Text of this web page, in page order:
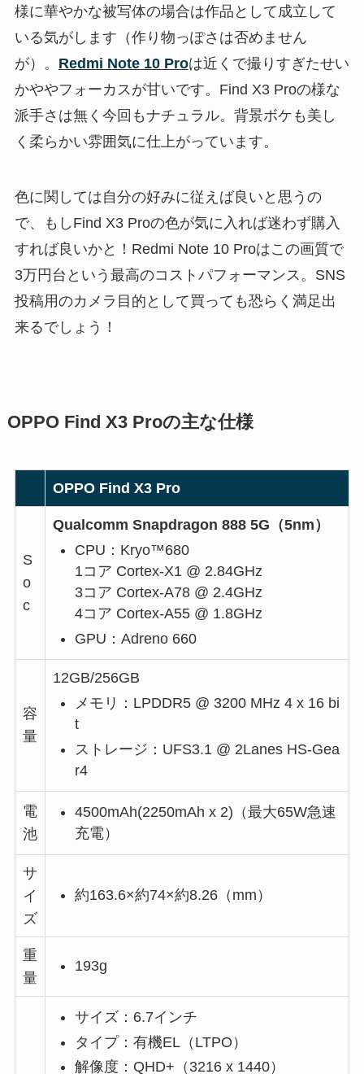
様に華やかな被写体の場合は作品として成立して
いる気がします（作り物っぽさは否めません
が）。 Redmi Note 10 Proは近くで撮りすぎたせい
かややフォーカスが甘いです。Find X3 Proの様な
派手さは無く今回もナチュラル。背景ボケも美し
く柔らかい雰囲気に仕上がっています。
色に関しては自分の好みに従えば良いと思うの
で、もしFind X3 Proの色が気に入れば迷わず購入
すれば良いかと！Redmi Note 10 Proはこの画質で
3万円台という最高のコストパフォーマンス。SNS
投稿用のカメラ目的として買っても恐らく満足出
来るでしょう！
OPPO Find X3 Proの主な仕様
OPPO Find X3 Pro
S
o
c
Qualcomm Snapdragon 888 5G（5nm）
CPU：Kryo™680
1コア Cortex-X1 @ 2.84GHz
3コア Cortex-A78 @ 2.4GHz
4コア Cortex-A55 @ 1.8GHz
GPU：Adreno 660
容
量
12GB/256GB
メモリ：LPDDR5 @ 3200 MHz 4 x 16 bi
t
ストレージ：UFS3.1 @ 2Lanes HS-Gea
r4
電
池
4500mAh(2250mAh x 2)（最大65W急速
充電）
サ
イ
ズ
約163.6×約74×約8.26（mm）
重
量
193g
サイズ：6.7インチ
タイプ：有機EL（LTPO）
解像度：QHD+（3216 x 1440）